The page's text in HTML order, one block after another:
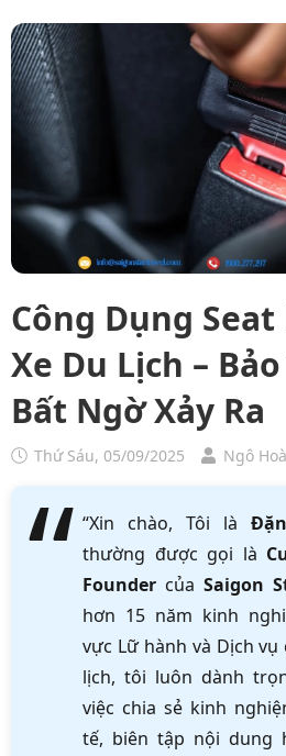
Công Dụng
Xe Du Lịch –
Bất Ngờ Xảy Ra
Thứ Sáu, 05/09/2025 Ngô
“Xin chào, Tôi là
thường được gọi là
Founder của Saigon
hơn 15 năm kinh
vực Lữ hành và Dịch
lịch, tôi luôn dành
việc chia sẻ kinh
tế, biên tập nội dung